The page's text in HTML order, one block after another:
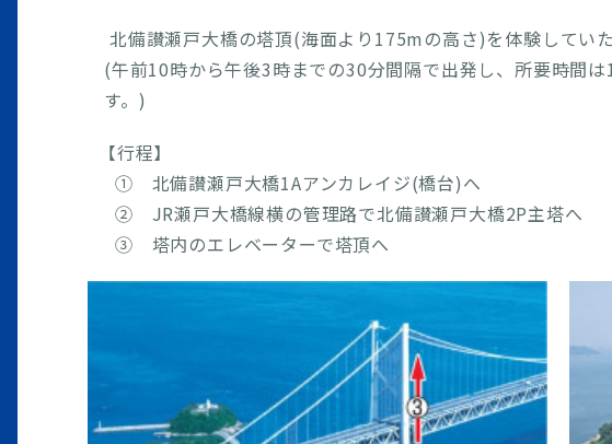
北備讃瀬戸大橋の塔頂(海面より175mの高さ)を体験していた
(午前10時から午後3時までの30分間隔で出発し、所要時間
す。)
【行程】
① 北備讃瀬戸大橋1Aアンカレイジ(橋台)へ
② JR瀬戸大橋線横の管理路で北備讃瀬戸大橋2P主塔へ
③ 塔内のエレベーターで塔頂へ